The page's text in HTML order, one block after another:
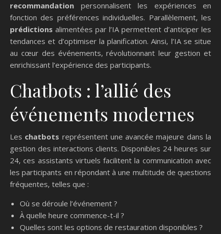
recommandation personnalisent les expériences en
fonction des préférences individuelles. Parallèlement, les
prédictions alimentées par l’IA permettent d’anticiper les
tendances et d’optimiser la planification. Ainsi, l’IA se situe
au cœur des événements, révolutionnant leur gestion et
enrichissant l’expérience des participants.
Chatbots : l’allié des
événements modernes
Les chatbots représentent une avancée majeure dans la
gestion des interactions clients. Disponibles 24 heures sur
24, ces assistants virtuels facilitent la communication avec
les participants en répondant à une multitude de questions
fréquentes, telles que :
Où se déroule l’événement ?
À quelle heure commence-t-il ?
Quelles sont les options de restauration disponibles ?